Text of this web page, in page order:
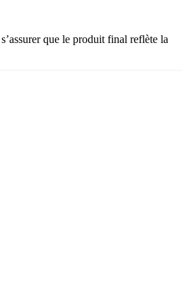
que le produit final reflète la